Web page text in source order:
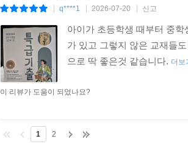
q****1 2026-07-20 신고
아이가 초등학생 때부터 중
가 있고 그렇지 않은 교재들
으로 딱 좋은것 같습니다. 더보
이 리뷰가 도움이 되었나요?
1 2